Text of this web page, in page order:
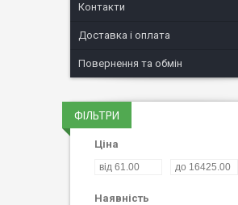
Контакти
Доставка і оплата
Повернення та обмін
ФІЛЬТРИ
Ціна
Наявність